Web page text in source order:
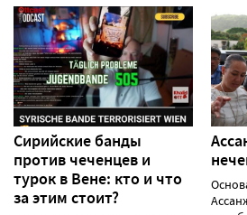
Сирийские банды
против чеченцев и
турок в Вене: кто и что
за этим стоит?